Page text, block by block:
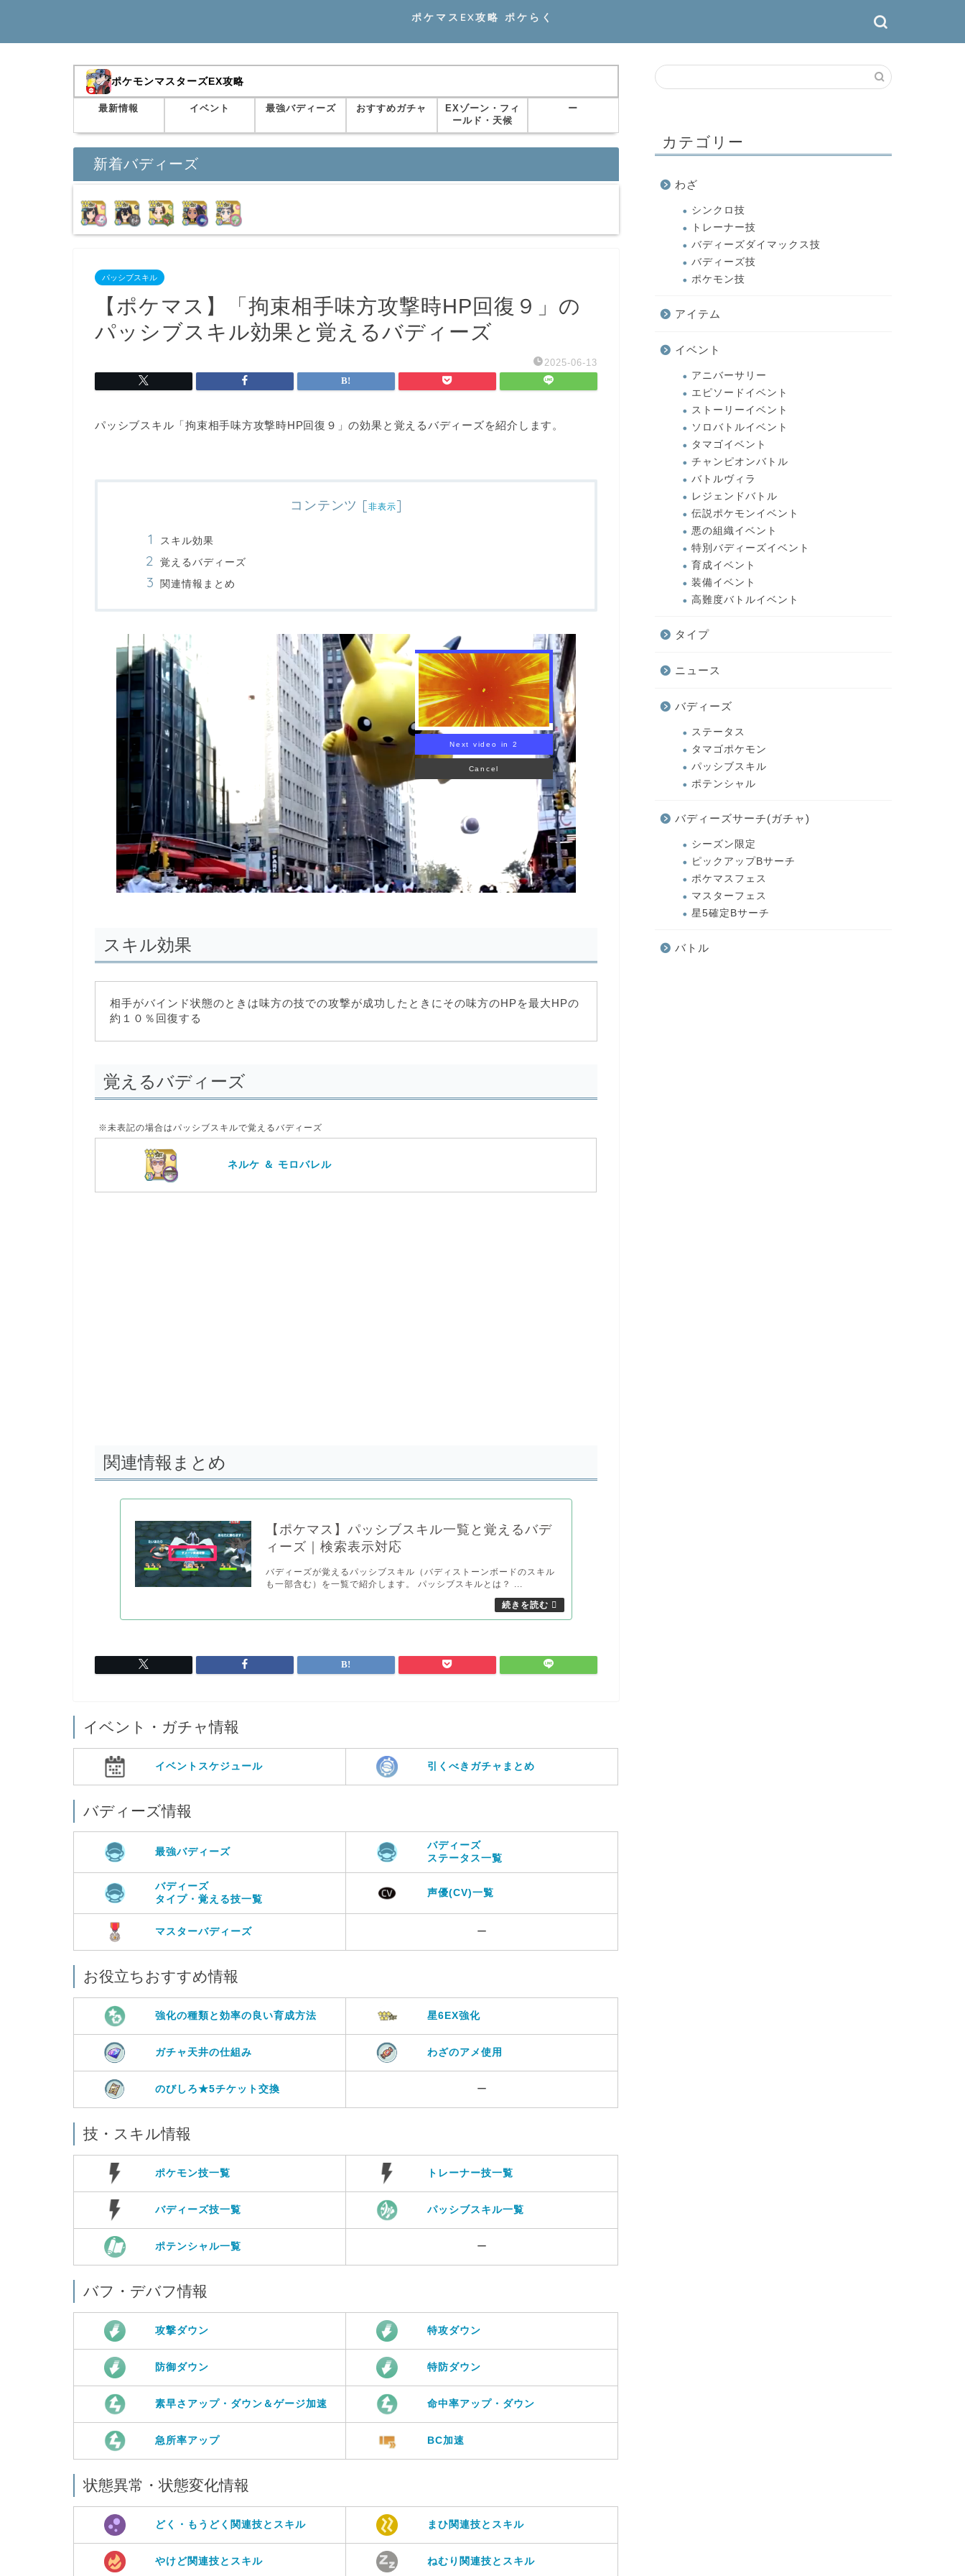
ポケマスEX攻略 ポケらく
ポケモンマスターズEX攻略
最新情報 イベント 最強バディーズ おすすめガチャ
EXゾーン・フィ
ールド・天候
ー
新着バディーズ
パッシブスキル
【ポケマス】「拘束相手味方攻撃時HP回復９」の
パッシブスキル効果と覚えるバディーズ
2025-06-13
パッシブスキル「拘束相手味方攻撃時HP回復９」の効果と覚えるバディーズを紹介します。
コンテンツ [非表示]
スキル効果
覚えるバディーズ
関連情報まとめ
Next video in 1
Cancel
スキル効果
相手がバインド状態のときは味方の技での攻撃が成功したときにその味方のHPを最大HPの
約１０％回復する
覚えるバディーズ
※未表記の場合は パッシブスキルで覚えるバディーズ
ネルケ ＆ モロバレル
関連情報まとめ
【ポケマス】パッシブスキル一覧と覚えるバデ
ィーズ｜検索表示対応
バディーズが覚えるパッシブスキル（バディストーンボードのスキル
も一部含む）を一覧で紹介します。 パッシブスキルとは？ ...
イベント・ガチャ情報
イベントスケジュール 引くべきガチャまとめ
バディーズ情報
最強バディーズ
バディーズ
ステータス一覧
バディーズ
タイプ・覚える技一覧
声優(CV)一覧
マスターバディーズ ー
お役立ちおすすめ情報
強化の種類と効率の良い育成方法 星6EX強化
ガチャ天井の仕組み わざのアメ使用
のびしろ★5チケット交換 ー
技・スキル情報
ポケモン技一覧 トレーナー技一覧
バディーズ技一覧 パッシブスキル一覧
ポテンシャル一覧 ー
バフ・デバフ情報
攻撃ダウン 特攻ダウン
防御ダウン 特防ダウン
素早さアップ・ダウン＆ゲージ加速 命中率アップ・ダウン
急所率アップ BC加速
状態異常・状態変化情報
どく・もうどく関連技とスキル まひ関連技とスキル
やけど関連技とスキル ねむり関連技とスキル
カテゴリー
わざ
シンクロ技
トレーナー技
バディーズダイマックス技
バディーズ技
ポケモン技
アイテム
イベント
アニバーサリー
エピソードイベント
ストーリーイベント
ソロバトルイベント
タマゴイベント
チャンピオンバトル
バトルヴィラ
レジェンドバトル
伝説ポケモンイベント
悪の組織イベント
特別バディーズイベント
育成イベント
装備イベント
高難度バトルイベント
タイプ
ニュース
バディーズ
ステータス
タマゴポケモン
パッシブスキル
ポテンシャル
バディーズサーチ(ガチャ)
シーズン限定
ピックアップBサーチ
ポケマスフェス
マスターフェス
星5確定Bサーチ
バトル